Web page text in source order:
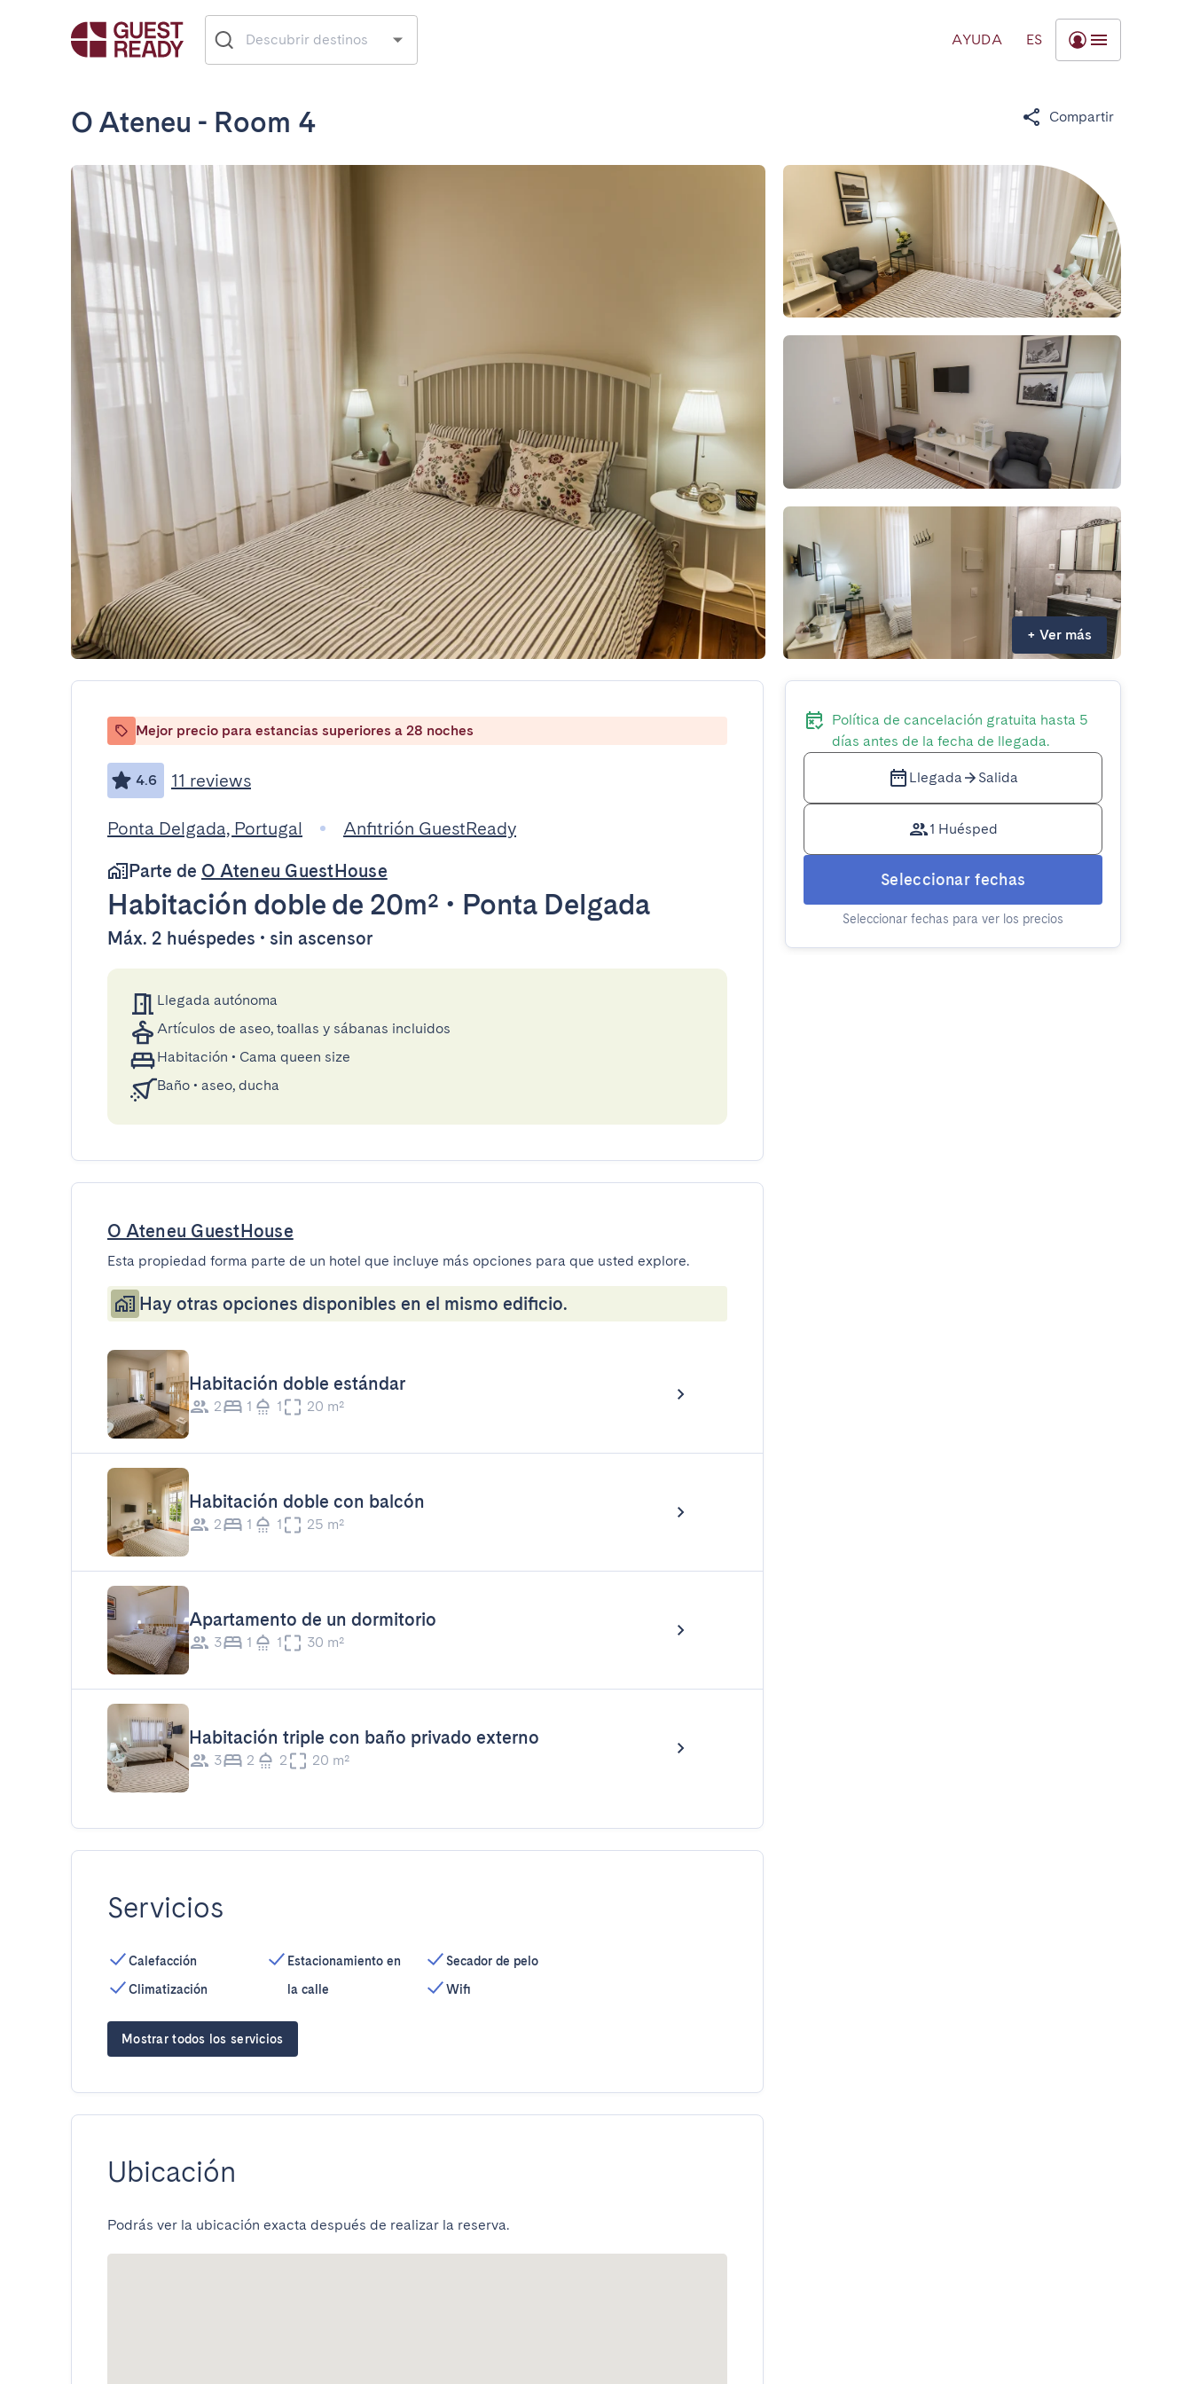
AYUDA ES
O Ateneu - Room 4 Compartir
+ Ver más
Mejor precio para estancias superiores a 28 noches
4.6 11 reviews
Ponta Delgada, Portugal
Anfitrión GuestReady
Parte de O Ateneu GuestHouse
Habitación doble de 20m² • Ponta Delgada
Máx. 2 huéspedes • sin ascensor
Llegada autónoma
Artículos de aseo, toallas y sábanas incluidos
Habitación • Cama queen size
Baño • aseo, ducha
O Ateneu GuestHouse
Esta propiedad forma parte de un hotel que incluye más opciones para que usted explore.
Hay otras opciones disponibles en el mismo edificio.
Habitación doble estándar
2 1 1 20 m²
Habitación doble con balcón
2 1 1 25 m²
Apartamento de un dormitorio
3 1 1 30 m²
Habitación triple con baño privado externo
3 2 2 20 m²
Servicios
Calefacción
Climatización
Estacionamiento en
la calle
Secador de pelo
Wifi
Mostrar todos los servicios
Ubicación
Podrás ver la ubicación exacta después de realizar la reserva.
Política de cancelación gratuita hasta 5
días antes de la fecha de llegada.
Llegada Salida
1 Huésped
Seleccionar fechas
Seleccionar fechas para ver los precios